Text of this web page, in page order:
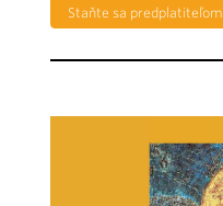
Staňte sa predplatiteľom